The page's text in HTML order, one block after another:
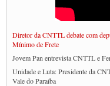
Diretor da CNTTL debate com
Mínimo de Frete
Jovem Pan entrevista CNTTL e
Unidade e Luta: Presidente da
Vale do Paraíba